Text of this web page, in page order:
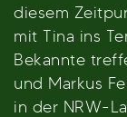
diesem
mit Tina ins
Bekannte
und Markus
in der NRW-